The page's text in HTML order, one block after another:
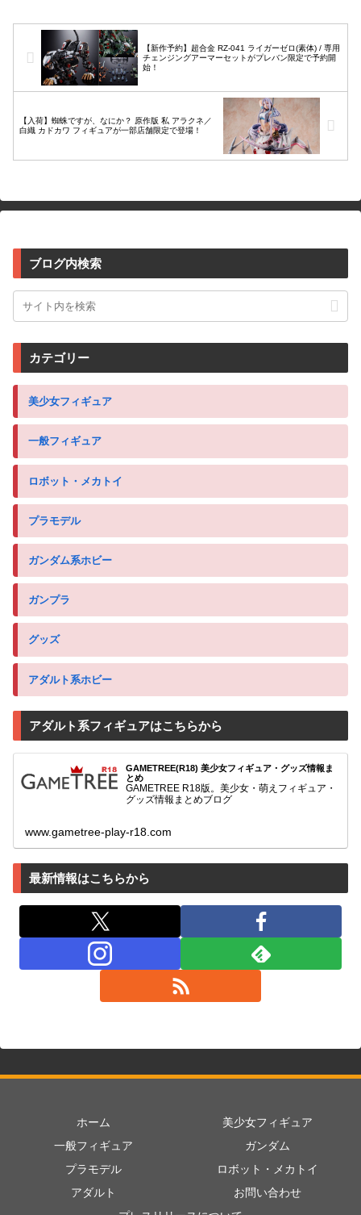
【新作予約】超合金 RZ-041 ライガーゼロ(素体) / 専用
チェンジングアーマーセットがプレバン限定で予約開
始！
【入荷】蜘蛛ですが、なにか？ 原作版 私 アラクネ／
白織 カドカワ フィギュアが一部店舗限定で登場！
ブログ内検索
カテゴリー
美少女フィギュア
一般フィギュア
ロボット・メカトイ
プラモデル
ガンダム系ホビー
ガンプラ
グッズ
アダルト系ホビー
アダルト系フィギュアはこちらから
GAMETREE(R18) 美少女フィギュア・グッズ情報ま
とめ
GAMETREE R18版。美少女・萌えフィギュア・
グッズ情報まとめブログ
www.gametree-play-r18.com
最新情報はこちらから
ホーム
美少女フィギュア
一般フィギュア
ガンダム
プラモデル
ロボット・メカトイ
アダルト
お問い合わせ